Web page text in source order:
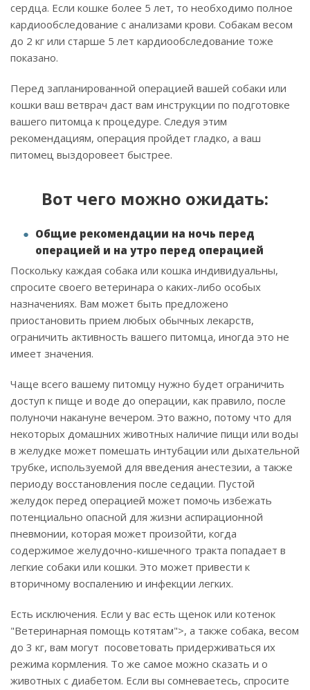
сердца. Если кошке более 5 лет, то необходимо полное
кардиообследование с анализами крови. Собакам весом
до 2 кг или старше 5 лет кардиообследование тоже
показано.
Перед запланированной операцией вашей собаки или
кошки ваш ветврач даст вам инструкции по подготовке
вашего питомца к процедуре. Следуя этим
рекомендациям, операция пройдет гладко, а ваш
питомец выздоровеет быстрее.
Вот чего можно ожидать:
Общие рекомендации на ночь перед
операцией и на утро перед операцией
Поскольку каждая собака или кошка индивидуальны,
спросите своего ветеринара о каких-либо особых
назначениях. Вам может быть предложено
приостановить прием любых обычных лекарств,
ограничить активность вашего питомца, иногда это не
имеет значения.
Чаще всего вашему питомцу нужно будет ограничить
доступ к пище и воде до операции, как правило, после
полуночи накануне вечером. Это важно, потому что для
некоторых домашних животных наличие пищи или воды
в желудке может помешать интубации или дыхательной
трубке, используемой для введения анестезии, а также
периоду восстановления после седации. Пустой
желудок перед операцией может помочь избежать
потенциально опасной для жизни аспирационной
пневмонии, которая может произойти, когда
содержимое желудочно-кишечного тракта попадает в
легкие собаки или кошки. Это может привести к
вторичному воспалению и инфекции легких.
Есть исключения. Если у вас есть щенок или котенок
"Ветеринарная помощь котятам">, а также собака, весом
до 3 кг, вам могут посоветовать придерживаться их
режима кормления. То же самое можно сказать и о
животных с диабетом. Если вы сомневаетесь, спросите